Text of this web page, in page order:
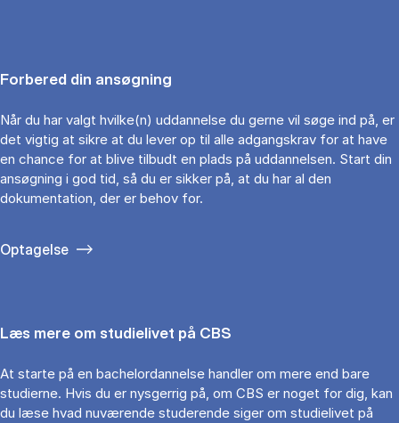
Forbered din ansøgning
Når du har valgt hvilke(n) uddannelse du gerne vil søge ind på, er
det vigtig at sikre at du lever op til alle adgangskrav for at have
en chance for at blive tilbudt en plads på uddannelsen. Start din
ansøgning i god tid, så du er sikker på, at du har al den
dokumentation, der er behov for.
Optagelse
Læs mere om studielivet på CBS
At starte på en bachelordannelse handler om mere end bare
studierne. Hvis du er nysgerrig på, om CBS er noget for dig, kan
du læse hvad nuværende studerende siger om studielivet på